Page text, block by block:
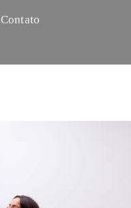
Contato